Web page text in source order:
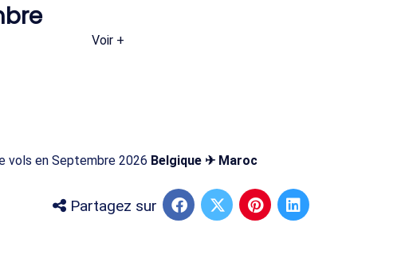
Voir +
vols en Septembre 2026 Belgique ✈ Maroc
Partagez sur